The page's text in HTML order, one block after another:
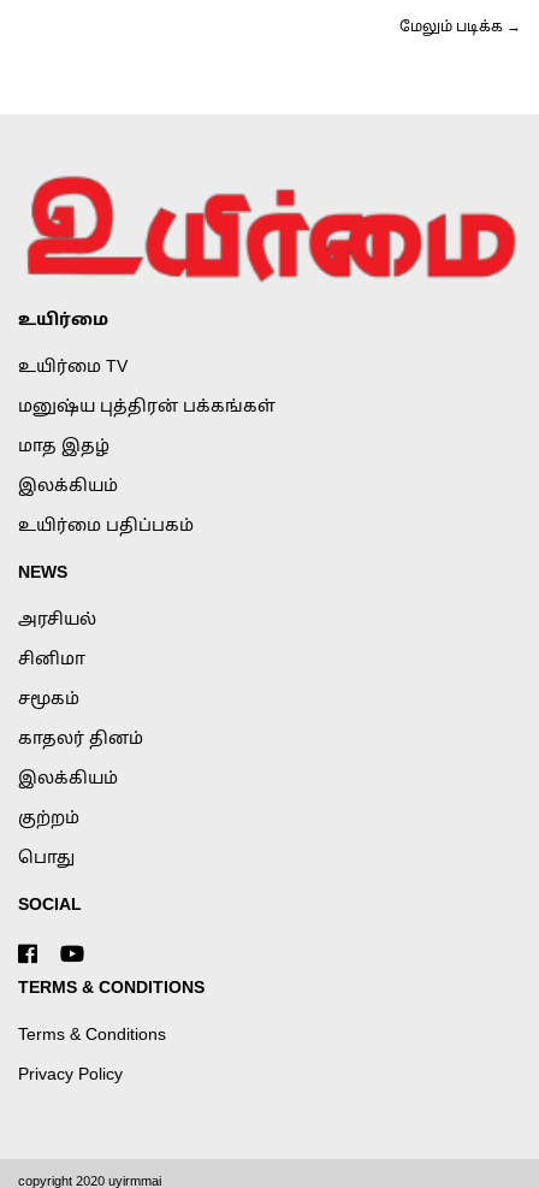
மேலும் படிக்க →
உயிர்மை
உயிர்மை TV
மனுஷ்ய புத்திரன் பக்கங்கள்
மாத இதழ்
இலக்கியம்
உயிர்மை பதிப்பகம்
NEWS
அரசியல்
சினிமா
சமூகம்
காதலர் தினம்
இலக்கியம்
குற்றம்
பொது
SOCIAL
TERMS & CONDITIONS
Terms & Conditions
Privacy Policy
copyright 2020 uyirmmai